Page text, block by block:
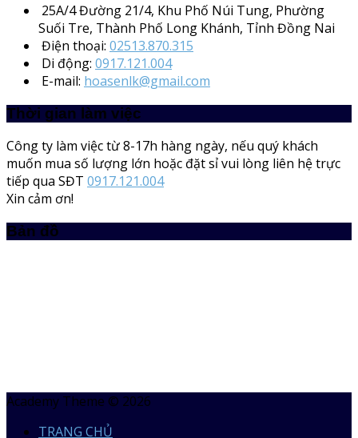
25A/4Đường 21/4, Khu Phố Núi Tung, Phường
Suối Tre, Thành Phố Long Khánh, Tỉnh Đồng Nai
Điện thoại: 02513.870.315
Di động: 0917.121.004
E-mail: hoasenlk@gmail.com
Thời gian làm việc
Công ty làm việc từ 8-17h hàng ngày, nếu quý khách
muốn mua số lượng lớn hoặc đặt sỉ vui lòng liên hệ trực
tiếp qua SĐT 0917.121.004
Xin cảm ơn!
Bản đồ
Academy Theme © 2026
TRANG CHỦ